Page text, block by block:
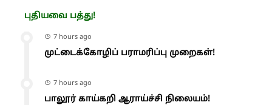
புதியவை பத்து!
7 hours ago
முட்டைக்கோழிப் பராமரிப்பு முறைகள்!
7 hours ago
பாலூர் காய்கறி ஆராய்ச்சி நிலையம்!